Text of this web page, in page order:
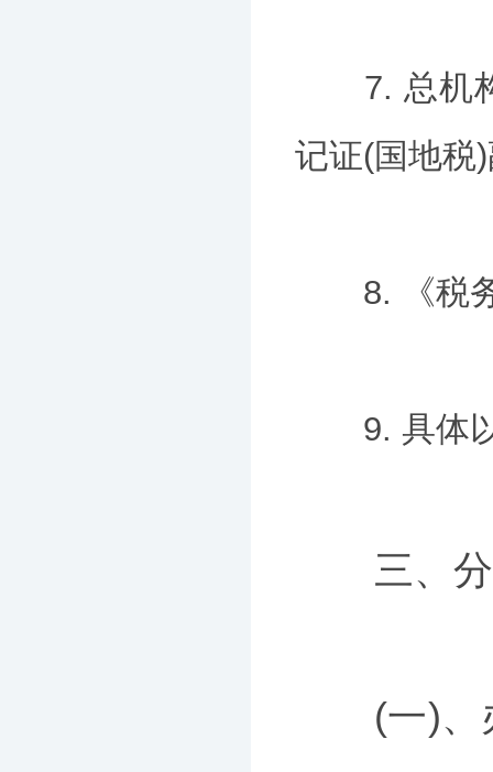
7. 总机构
记证(国地税
8. 《税务
9. 具体以
三、分
(一)、办